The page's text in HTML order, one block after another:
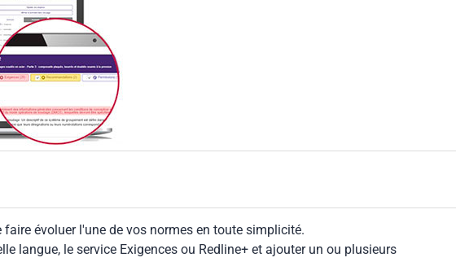
faire évoluer l'une de vos normes en toute simplicité.
langue, le service Exigences ou Redline+ et ajouter un ou plusieurs